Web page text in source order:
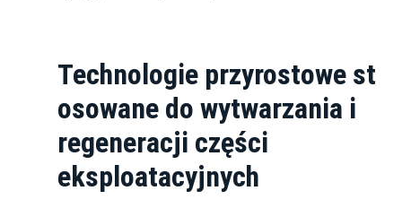
Technologie przyrostowe st
osowane do wytwarzania i
regeneracji części
eksploatacyjnych